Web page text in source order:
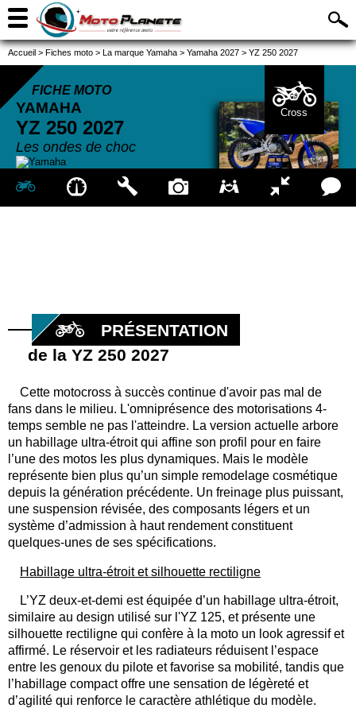
Accueil > Fiches moto > La marque Yamaha > Yamaha 2027 > YZ 250 2027
FICHE MOTO
YAMAHA
YZ 250 2027
Les ondes de choc
Cross
PRÉSENTATION
de la YZ 250 2027
Cette motocross à succès continue d'avoir pas mal de
fans dans le milieu. L'omniprésence des motorisations 4-
temps semble ne pas l'atteindre. La version actuelle arbore
un habillage ultra-étroit qui affine son profil pour en faire
l’une des motos les plus dynamiques. Mais le modèle
représente bien plus qu’un simple remodelage cosmétique
depuis la génération précédente. Un freinage plus puissant,
une suspension révisée, des composants légers et un
système d’admission à haut rendement constituent
quelques-unes de ses spécifications.
Habillage ultra-étroit et silhouette rectiligne
L’YZ deux-et-demi est équipée d’un habillage ultra-étroit,
similaire au design utilisé sur l'YZ 125, et présente une
silhouette rectiligne qui confère à la moto un look agressif et
affirmé. Le réservoir et les radiateurs réduisent l’espace
entre les genoux du pilote et favorise sa mobilité, tandis que
l’habillage compact offre une sensation de légèreté et
d’agilité qui renforce le caractère athlétique du modèle.